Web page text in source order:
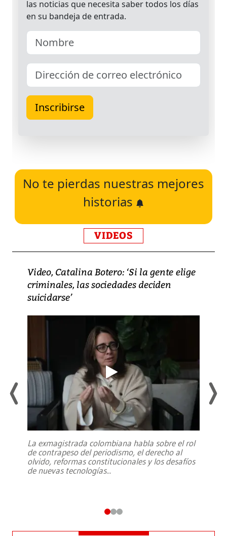
No te pierdas nuestras mejores
historias
VIDEOS
Video, Catalina Botero: ‘Si la gente elige
criminales, las sociedades deciden
suicidarse’
La exmagistrada colombiana habla sobre el rol
de contrapeso del periodismo, el derecho al
olvido, reformas constitucionales y los desafíos
de nuevas tecnologías...